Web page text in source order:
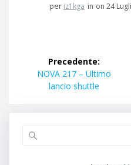
per iz1kga in on 24
Navigazione
articoli
Precedente:
Articolo
precedente:
NOVA 217 – Ultimo
lancio shuttle